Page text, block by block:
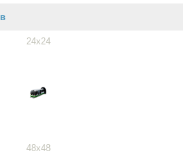
24x24
48x48